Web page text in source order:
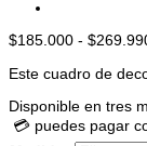
$185.000 - $
Este cuadro de
Disponible en tres
💳 puedes pagar